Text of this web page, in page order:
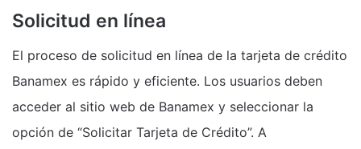
Solicitud en línea
El proceso de solicitud en línea de la tarjeta de crédito
Banamex es rápido y eficiente. Los usuarios deben
acceder al sitio web de Banamex y seleccionar la
opción de “Solicitar Tarjeta de Crédito”. A